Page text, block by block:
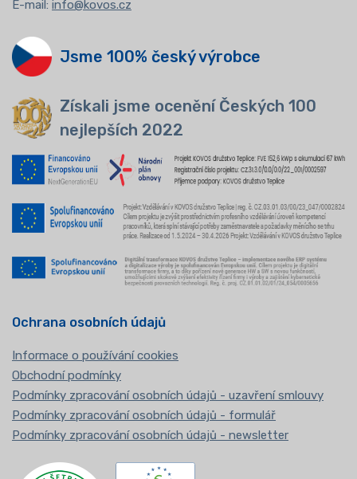
E-mail: info@kovos.cz
Jsme 100% český výrobce
Získali jsme ocenění Českých 100
nejlepších 2022
Ochrana osobních údajů
Informace o používání cookies
Obchodní podmínky
Podmínky zpracování osobních údajů - uzavření smlouvy
Podmínky zpracování osobních údajů - formulář
Podmínky zpracování osobních údajů - newsletter